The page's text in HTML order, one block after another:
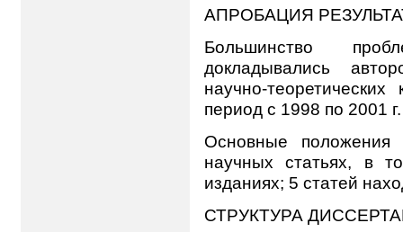
АПРОБАЦИЯ
Большинство
докладывались
научно-
период с 1998 по 2001 г.
Основные положения
научных статьях, в
изданиях; 5 статей
СТРУКТУРА